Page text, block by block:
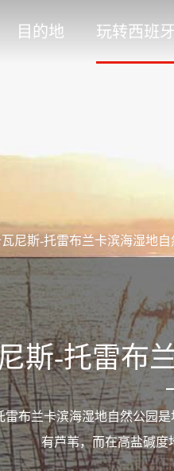
目的地 玩转西班牙
尼斯-托雷布兰卡滨海湿地自
斯-托雷布
雷布兰卡滨海湿地自然公园
有芦苇，而在高盐碱度